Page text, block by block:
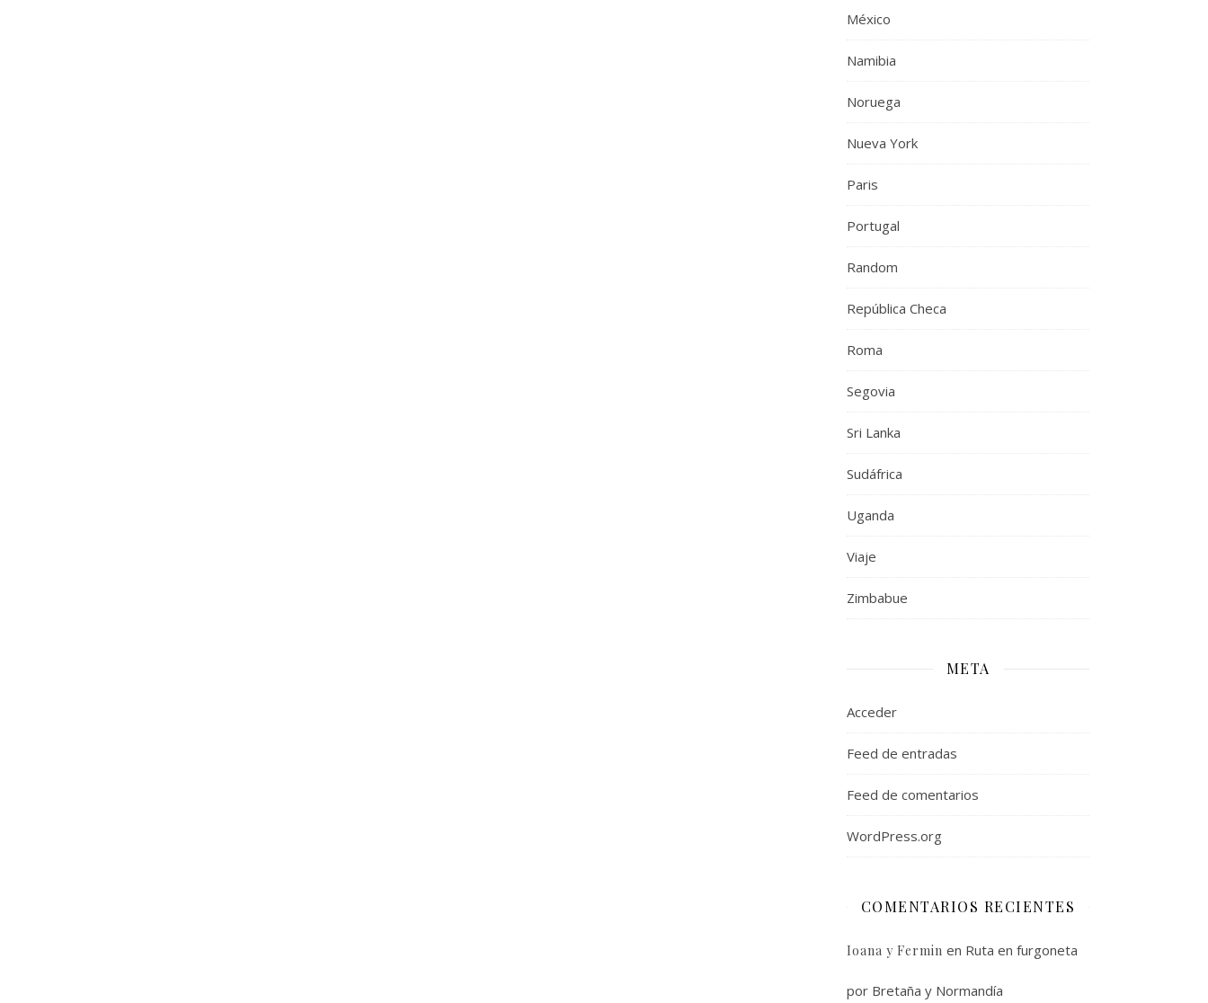
México
Namibia
Noruega
Nueva York
Paris
Portugal
Random
República Checa
Roma
Segovia
Sri Lanka
Sudáfrica
Uganda
Viaje
Zimbabue
META
Acceder
Feed de entradas
Feed de comentarios
WordPress.org
COMENTARIOS RECIENTES
Ioana y Fermin en Ruta en furgoneta
por Bretaña y Normandía